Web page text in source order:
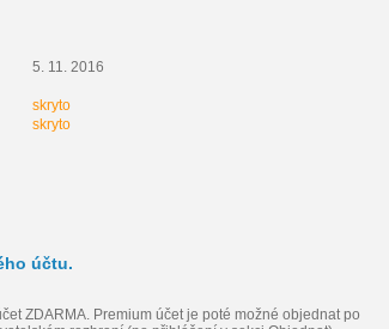
5. 11. 2016
skryto
skryto
účtu.
ZDARMA. Premium účet je poté možné objednat po